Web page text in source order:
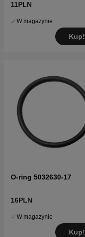
11PLN
W magazynie
Kup!
O-ring 5032630-17
16PLN
W magazynie
Kup!